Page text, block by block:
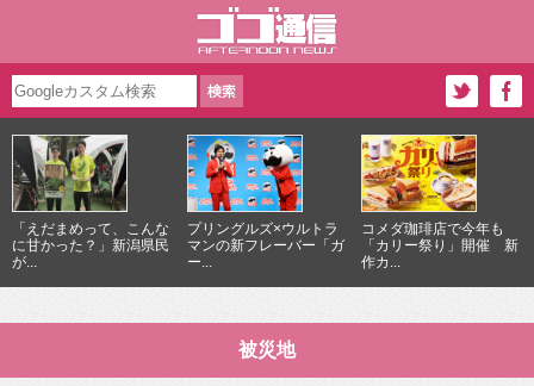
「えだまめって、こんな
に甘かった？」新潟県民
が...
プリングルズ×ウルトラ
マンの新フレーバー「ガ
ー...
コメダ珈琲店で今年も
「カリー祭り」開催 新
作カ...
被災地